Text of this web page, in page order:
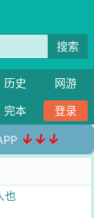
搜索
历史
网游
完本 登录
↓↓↓
也